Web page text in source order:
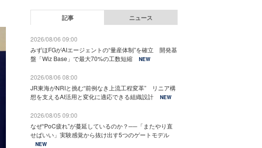
記事 ニュース
2026/08/06 09:00
みずほFGがAIエージェントの“量産体制”を確立 開発基
盤「Wiz Base」で最大70%の工数短縮
NEW
2026/08/06 08:00
JR東海がNRIと挑む“前例なき上流工程変革” リニア構
想を支えるAI活用と変化に適応できる組織設計
NEW
2026/08/05 09:00
なぜ“PoC疲れ”が蔓延しているのか？──「またやり直
せばいい」実験感覚から抜け出す5つのゲートモデル
NEW